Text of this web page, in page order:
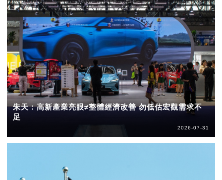
朱天：高新產業亮眼≠整體經濟改善 勿低估宏觀需求不
足
2026-07-31